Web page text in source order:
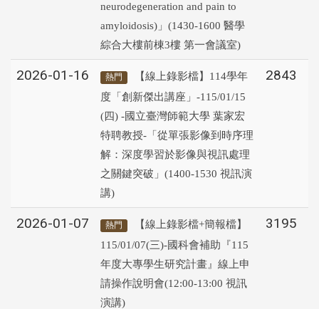
neurodegeneration and pain to
amyloidosis)」(1430-1600 醫學
綜合大樓前棟3樓 第一會議室)
2026-01-16 熱門
【線上錄影檔】114學年
度「創新傑出講座」-115/01/15
(四) -國立臺灣師範大學 葉家宏
特聘教授-「從單張影像到時序理
解：深度學習於影像與視訊處理
之關鍵突破」(1400-1530 視訊演
講)
2843
2026-01-07 熱門
【線上錄影檔+簡報檔】
115/01/07(三)-國科會補助『115
年度大專學生研究計畫』線上申
請操作說明會(12:00-13:00 視訊
演講)
3195